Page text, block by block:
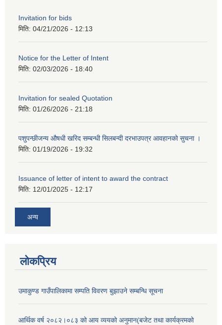
Invitation for bids
मिति: 04/21/2026 - 12:13
Notice for the Letter of Intent
मिति: 02/03/2026 - 18:40
Invitation for sealed Quotation
मिति: 01/26/2026 - 21:18
पशुपन्छीजन्य औषधी खरिद सम्बन्धी सिलबन्दी दरभाउपत्र आवहानको सुचना ।
मिति: 01/19/2026 - 19:32
Issuance of letter of intent to award the contract
मिति: 12/01/2025 - 12:17
अन्य
लोकप्रिय
उमाकुण्ड गाउँपालिकामा सम्पति विवरण बुझाउने सम्बन्धि सूचना
आर्थिक वर्ष २०८२।०८३ को आय व्ययको अनुमान(बजेट तथा कार्यक्रमको